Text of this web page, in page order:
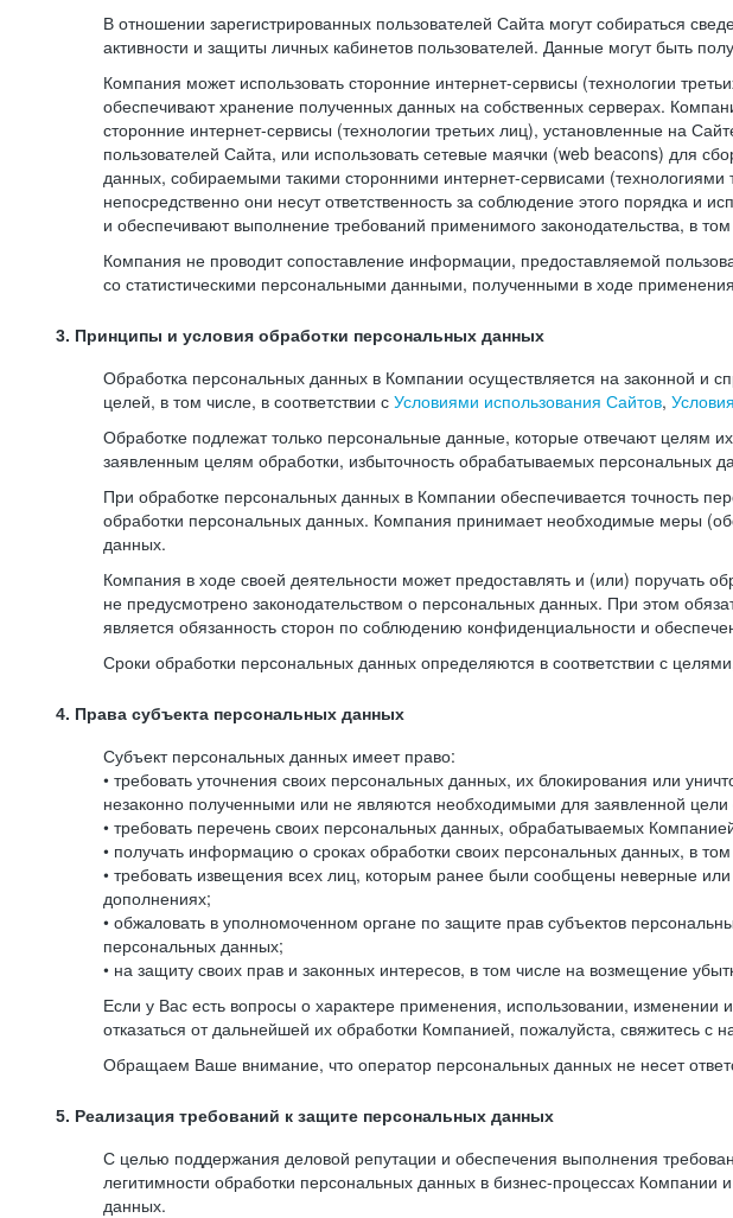
В отношении зарегистрированных пользователей Сайта могут собираться
активности и защиты личных кабинетов пользователей. Данные могут быть
Компания может использовать сторонние интернет-сервисы (технологии
обеспечивают хранение полученных данных на собственных серверах.
сторонние интернет-сервисы (технологии третьих лиц), установленные на
пользователей Сайта, или использовать сетевые маячки (web beacons) для
данных, собираемыми такими сторонними интернет-сервисами
непосредственно они несут ответственность за соблюдение этого порядка
и обеспечивают выполнение требований применимого законодательства, в
Компания не проводит сопоставление информации, предоставляемой
со статистическими персональными данными, полученными в ходе
3. Принципы и условия обработки персональных данных
Обработка персональных данных в Компании осуществляется на законной и
целей, в том числе, в соответствии с Условиями использования Сайтов,
Обработке подлежат только персональные данные, которые отвечают целям
заявленным целям обработки, избыточность обрабатываемых персональных
При обработке персональных данных в Компании обеспечивается точность
обработки персональных данных. Компания принимает необходимые меры
данных.
Компания в ходе своей деятельности может предоставлять и (или) поручать
не предусмотрено законодательством о персональных данных. При этом
является обязанность сторон по соблюдению конфиденциальности и
Сроки обработки персональных данных определяются в соответствии с
4. Права субъекта персональных данных
Субъект персональных данных имеет право:
• требовать уточнения своих персональных данных, их блокирования или
незаконно полученными или не являются необходимыми для заявленной
• требовать перечень своих персональных данных, обрабатываемых
• получать информацию о сроках обработки своих персональных данных, в
• требовать извещения всех лиц, которым ранее были сообщены неверные
дополнениях;
• обжаловать в уполномоченном органе по защите прав субъектов
персональных данных;
• на защиту своих прав и законных интересов, в том числе на возмещение
Если у Вас есть вопросы о характере применения, использовании,
отказаться от дальнейшей их обработки Компанией, пожалуйста, свяжитесь
Обращаем Ваше внимание, что оператор персональных данных не несет
5. Реализация требований к защите персональных данных
С целью поддержания деловой репутации и обеспечения выполнения
легитимности обработки персональных данных в бизнес-процессах
данных.